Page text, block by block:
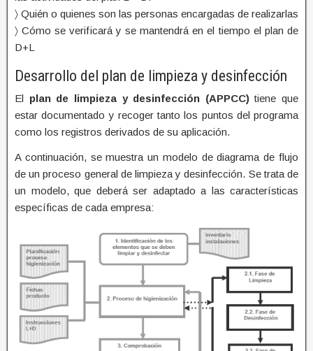
〉 Quién o quienes son las personas encargadas de realizarlas
〉 Cómo se verificará y se mantendrá en el tiempo el plan de
D+L
Desarrollo del plan de limpieza y desinfección
El plan de limpieza y desinfección (APPCC) tiene que
estar documentado y recoger tanto los puntos del programa
como los registros derivados de su aplicación.
A continuación, se muestra un modelo de diagrama de flujo
de un proceso general de limpieza y desinfección. Se trata de
un modelo, que deberá ser adaptado a las características
específicas de cada empresa: